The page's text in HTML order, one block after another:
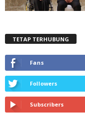
TETAP TERHUBUNG
Fans
Followers
Subscribers